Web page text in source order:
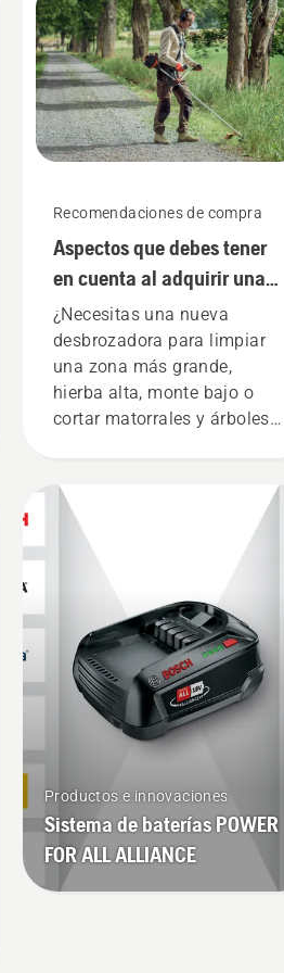
Recomendaciones de compra
Aspectos que debes tener
en cuenta al adquirir una
desbrozadora
¿Necesitas una nueva
desbrozadora para limpiar
una zona más grande,
hierba alta, monte bajo o
cortar matorrales y árboles
cuenta antes de adquirir
una desbrozadora.
Productos e innovaciones
Sistema de baterías POWER
FOR ALL ALLIANCE